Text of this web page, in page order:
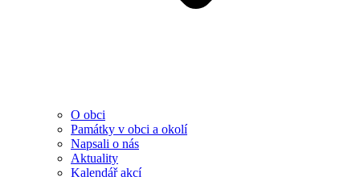
O obci
Památky v obci a okolí
Napsali o nás
Aktuality
Kalendář akcí